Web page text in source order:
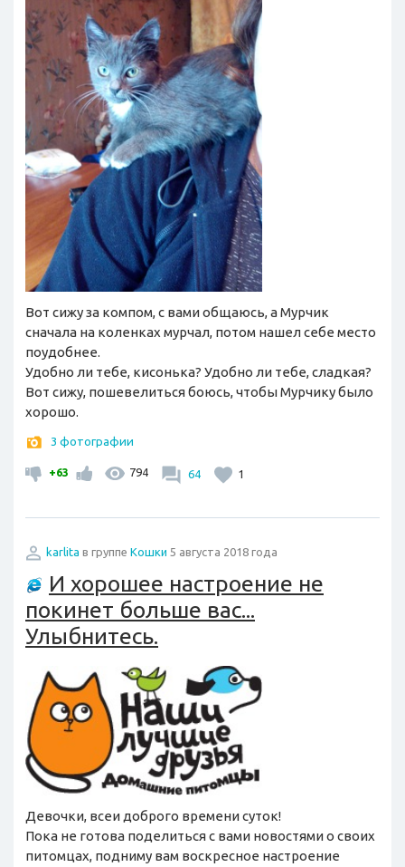
Вот сижу за компом, с вами общаюсь, а Мурчик
сначала на коленках мурчал, потом нашел себе место
поудобнее.
Удобно ли тебе, кисонька? Удобно ли тебе, сладкая?
Вот сижу, пошевелиться боюсь, чтобы Мурчику было
хорошо.
3 фотографии
+63 794 64 1
karlita в группе Кошки 5 августа 2018 года
И хорошее настроение не
покинет больше вас...
Улыбнитесь.
Девочки, всеи доброго времени суток!
Пока не готова поделиться с вами новостями о своих
питомцах, подниму вам воскресное настроение